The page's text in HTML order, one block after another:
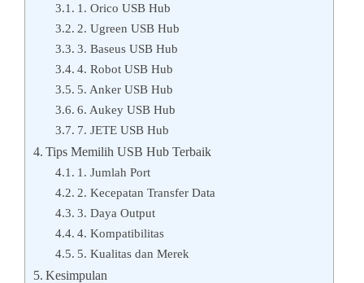
1. Orico USB Hub
2. Ugreen USB Hub
3. Baseus USB Hub
4. Robot USB Hub
5. Anker USB Hub
6. Aukey USB Hub
7. JETE USB Hub
Tips Memilih USB Hub Terbaik
1. Jumlah Port
2. Kecepatan Transfer Data
3. Daya Output
4. Kompatibilitas
5. Kualitas dan Merek
Kesimpulan